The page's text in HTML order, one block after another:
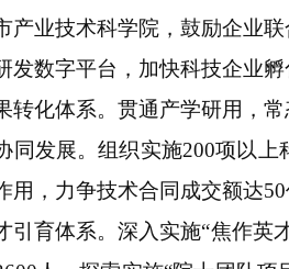
产业技术科学院，鼓励企业
发数字平台，加快科技企业
体系。贯通产学研用，常
同发展。组织实施200项以
用，力争技术合同成交额达
体系。深入实施“焦作英才